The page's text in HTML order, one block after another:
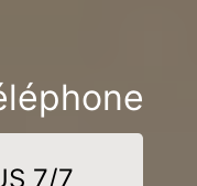
7/7